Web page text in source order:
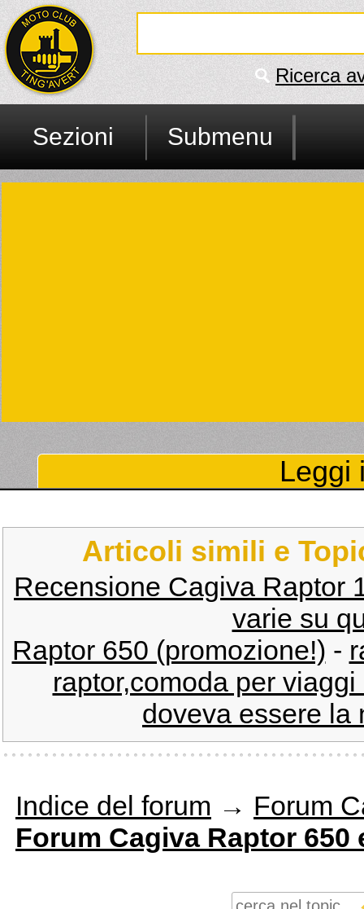
Ricerca
Sezioni Submenu
Leggi
Articoli simili e
Recensione Cagiva Raptor
varie su
Raptor 650 (promozione!) -
raptor,comoda per
doveva essere la
Indice del forum → Forum
Forum Cagiva Raptor 650